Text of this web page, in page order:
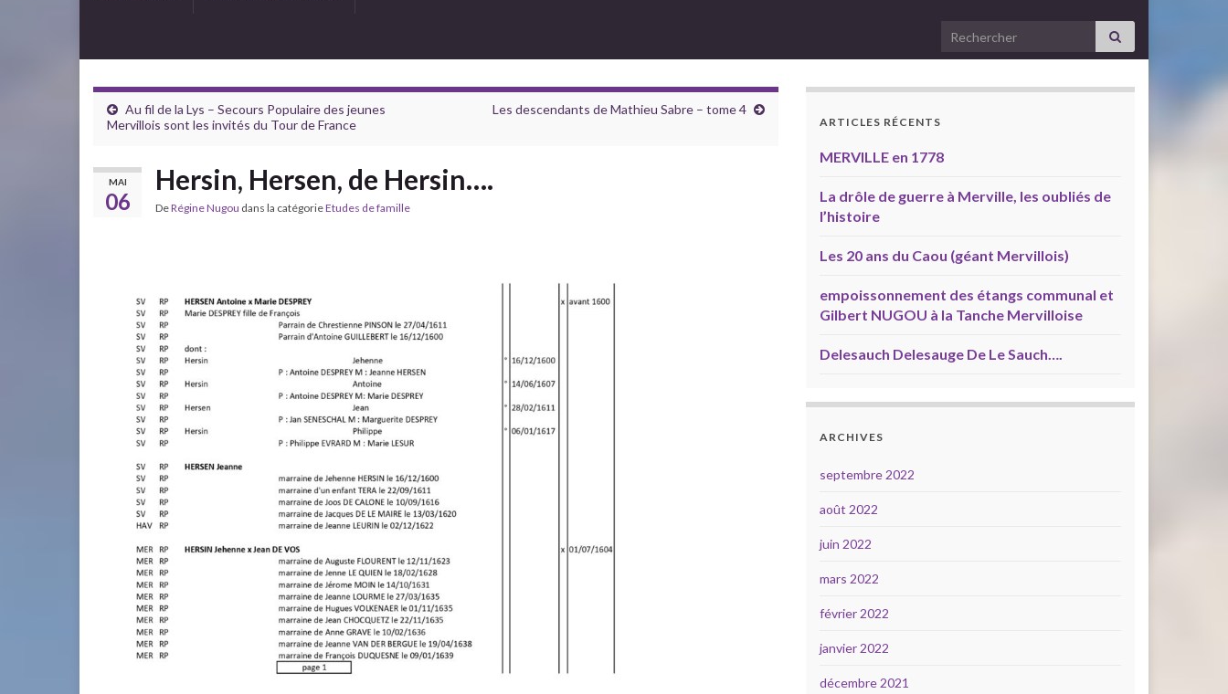
Search for:
Au fil de la Lys – Secours Populaire des jeunes
Mervillois sont les invités du Tour de France
Les descendants de Mathieu Sabre – tome 4
MAI
06
Hersin, Hersen, de Hersin….
DeRégine Nugou dans la catégorieEtudes de famille
ARTICLES RÉCENTS
MERVILLE en 1778
La drôle de guerre à Merville, les oubliés de
l’histoire
Les 20 ans du Caou (géant Mervillois)
empoissonnement des étangs communal et
Gilbert NUGOU à la Tanche Mervilloise
Delesauch Delesauge De Le Sauch….
ARCHIVES
septembre 2022
août 2022
juin 2022
mars 2022
février 2022
janvier 2022
décembre 2021